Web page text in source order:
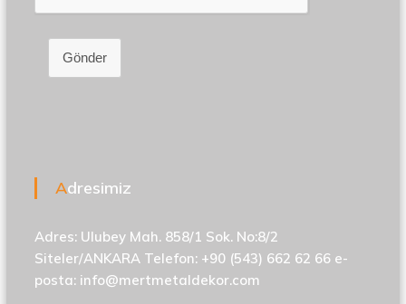
Gönder
Adresimiz
Adres: Ulubey Mah. 858/1 Sok. No:8/2
Siteler/ANKARA Telefon: +90 (543) 662 62 66 e-
posta: info@mertmetaldekor.com